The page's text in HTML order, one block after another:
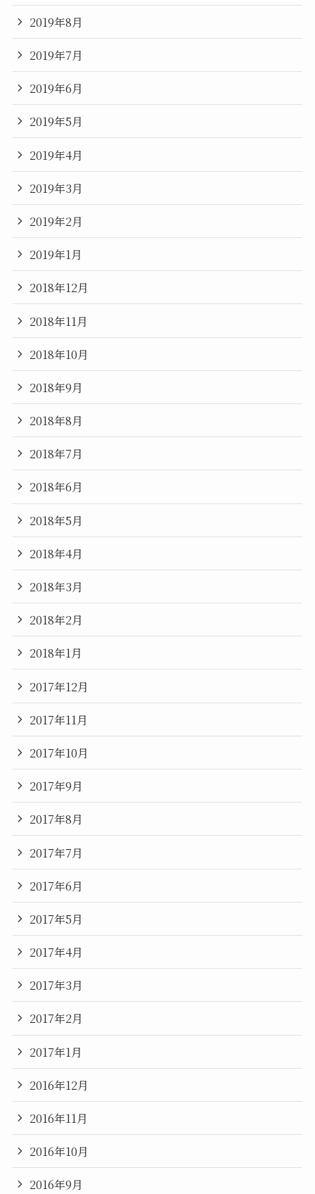
2019年8月
2019年7月
2019年6月
2019年5月
2019年4月
2019年3月
2019年2月
2019年1月
2018年12月
2018年11月
2018年10月
2018年9月
2018年8月
2018年7月
2018年6月
2018年5月
2018年4月
2018年3月
2018年2月
2018年1月
2017年12月
2017年11月
2017年10月
2017年9月
2017年8月
2017年7月
2017年6月
2017年5月
2017年4月
2017年3月
2017年2月
2017年1月
2016年12月
2016年11月
2016年10月
2016年9月